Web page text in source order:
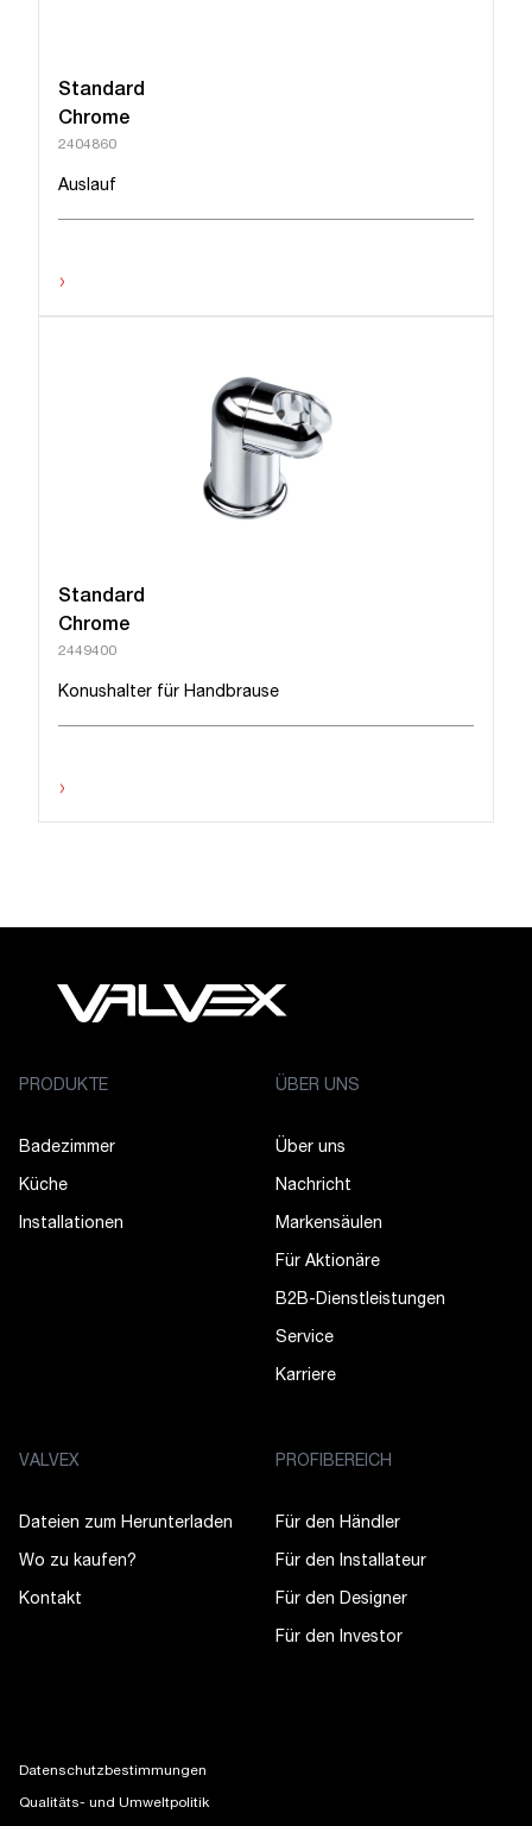
Standard
Chrome
2404860
Auslauf
›
Standard
Chrome
2449400
Konushalter für Handbrause
›
PRODUKTE
Badezimmer
Küche
Installationen
ÜBER UNS
Über uns
Nachricht
Markensäulen
Für Aktionäre
B2B-Dienstleistungen
Service
Karriere
VALVEX
Dateien zum Herunterladen
Wo zu kaufen?
Kontakt
PROFIBEREICH
Für den Händler
Für den Installateur
Für den Designer
Für den Investor
Datenschutzbestimmungen
Qualitäts- und Umweltpolitik